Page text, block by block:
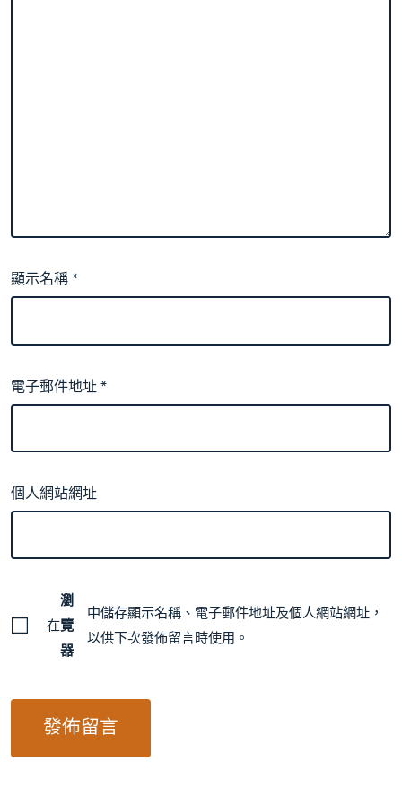
顯示名稱*
電子郵件地址*
個人網站網址
在
瀏
覽
器
中儲存顯示名稱、電子郵件地址及個人網站網址，
以供下次發佈留言時使用。